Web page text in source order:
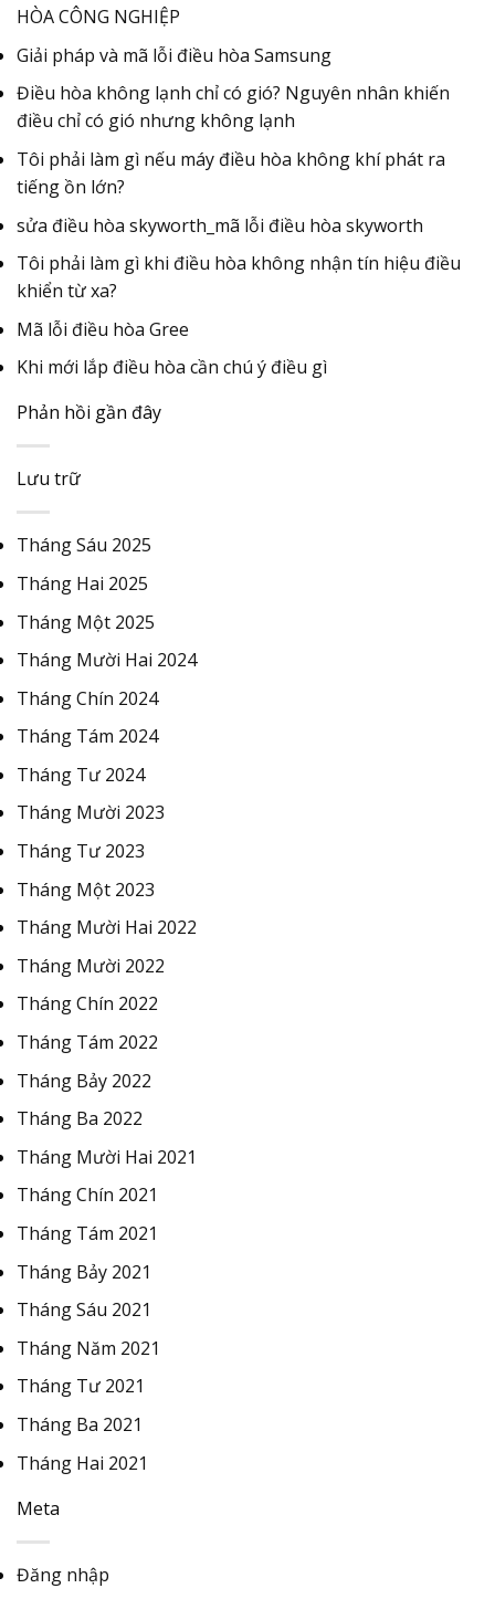
HÒA CÔNG NGHIỆP
Giải pháp và mã lỗi điều hòa Samsung
Điều hòa không lạnh chỉ có gió? Nguyên nhân khiến
điều chỉ có gió nhưng không lạnh
Tôi phải làm gì nếu máy điều hòa không khí phát ra
tiếng ồn lớn?
sửa điều hòa skyworth_mã lỗi điều hòa skyworth
Tôi phải làm gì khi điều hòa không nhận tín hiệu điều
khiển từ xa?
Mã lỗi điều hòa Gree
Khi mới lắp điều hòa cần chú ý điều gì
Phản hồi gần đây
Lưu trữ
Tháng Sáu 2025
Tháng Hai 2025
Tháng Một 2025
Tháng Mười Hai 2024
Tháng Chín 2024
Tháng Tám 2024
Tháng Tư 2024
Tháng Mười 2023
Tháng Tư 2023
Tháng Một 2023
Tháng Mười Hai 2022
Tháng Mười 2022
Tháng Chín 2022
Tháng Tám 2022
Tháng Bảy 2022
Tháng Ba 2022
Tháng Mười Hai 2021
Tháng Chín 2021
Tháng Tám 2021
Tháng Bảy 2021
Tháng Sáu 2021
Tháng Năm 2021
Tháng Tư 2021
Tháng Ba 2021
Tháng Hai 2021
Meta
Đăng nhập